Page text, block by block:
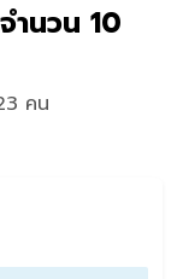
นวน 10
คน